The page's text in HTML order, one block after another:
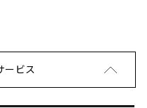
ービス